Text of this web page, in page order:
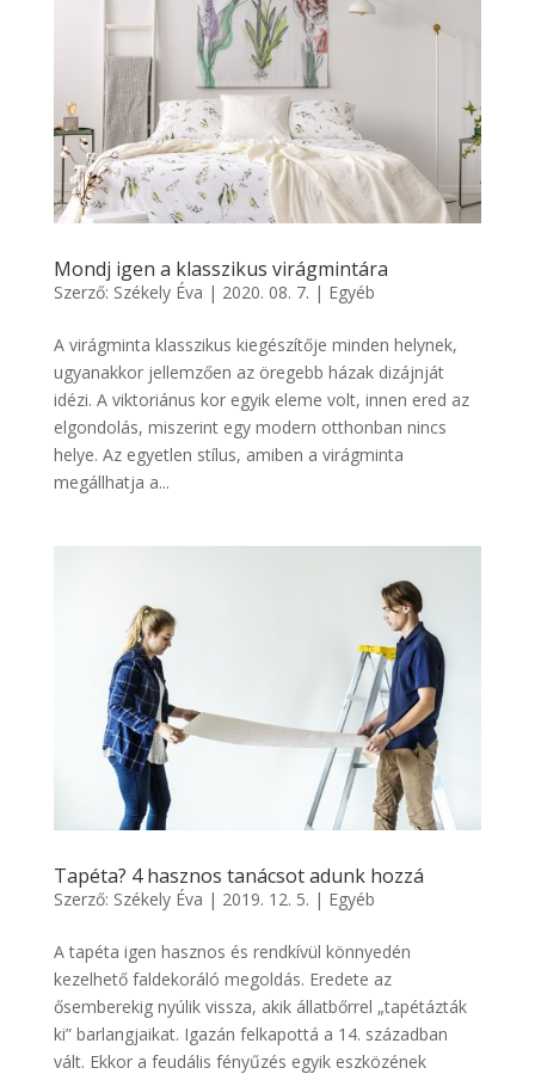
Mondj igen a klasszikus virágmintára
Szerző: Székely Éva | 2020. 08. 7. | Egyéb
A virágminta klasszikus kiegészítője minden helynek,
ugyanakkor jellemzően az öregebb házak dizájnját
idézi. A viktoriánus kor egyik eleme volt, innen ered az
elgondolás, miszerint egy modern otthonban nincs
helye. Az egyetlen stílus, amiben a virágminta
megállhatja a...
Tapéta? 4 hasznos tanácsot adunk hozzá
Szerző: Székely Éva | 2019. 12. 5. | Egyéb
A tapéta igen hasznos és rendkívül könnyedén
kezelhető faldekoráló megoldás. Eredete az
ősemberekig nyúlik vissza, akik állatbőrrel „tapétázták
ki” barlangjaikat. Igazán felkapottá a 14. században
vált. Ekkor a feudális fényűzés egyik eszközének